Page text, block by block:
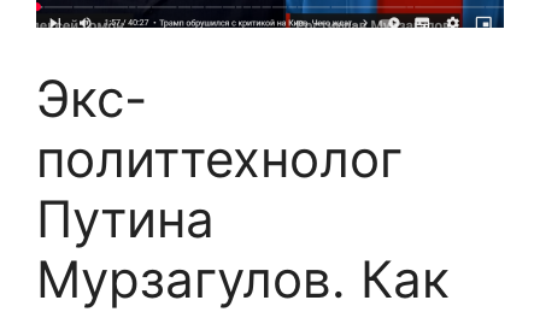
Экс-
политтехнолог
Путина
Мурзагулов. Как